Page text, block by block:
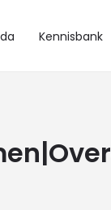
Kennisbank